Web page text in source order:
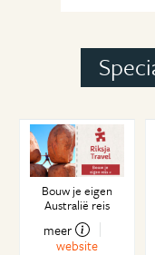
De vrijheid
Catch a wave!
Wonen op het
Lekker weertje, he?
15 jaar in Australië
The shark debate
Byron Bay roadtrip
Into the Wild
Magisch blauw
Bouw je eigen
Australië reis
meer
website